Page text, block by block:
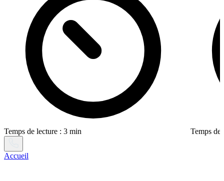
Temps de lecture : 3 min Temps de
Accueil